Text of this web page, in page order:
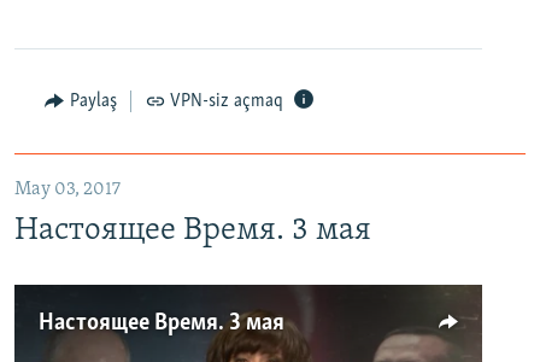
Paylaş VPN-siz açmaq
May 03, 2017
Настоящее Время. 3 мая
Настоящее Время. 3 мая